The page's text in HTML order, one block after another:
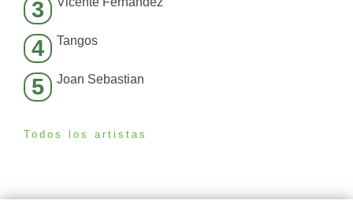
3
4 Tangos
5 Joan Sebastian
Todos los artistas